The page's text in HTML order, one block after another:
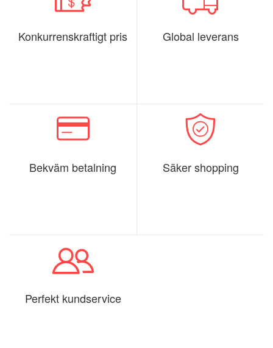
Konkurrenskraftigt pris Global leverans
Bekväm betalning Säker shopping
Perfekt kundservice